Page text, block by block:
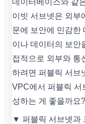
이빗 서브넷은 외부
문에 보안에 민감한
이나 데이터의 보안
접적으로 외부와 통
하려면 퍼블릭 서브
VPC에서 퍼블릭 서
성하는 게 좋을까요?
▼ 퍼블릭 서브넷과